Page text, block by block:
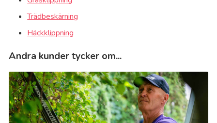
Trädbeskärning
Häckklippning
Andra kunder tycker om...